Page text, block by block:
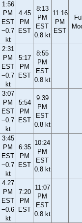
1:56
PM
EST
−0.7
kt
4:45
PM
EST
8:13
PM
EST
0.8 kt
11:16
PM
EST
2:31
PM
EST
−0.7
kt
5:17
PM
EST
8:55
PM
EST
0.8 kt
3:07
PM
EST
−0.7
kt
5:54
PM
EST
9:39
PM
EST
0.8 kt
3:45
PM
EST
−0.7
kt
6:35
PM
EST
10:24
PM
EST
0.8 kt
4:27
PM
EST
−0.6
kt
7:20
PM
EST
11:07
PM
EST
0.8 kt